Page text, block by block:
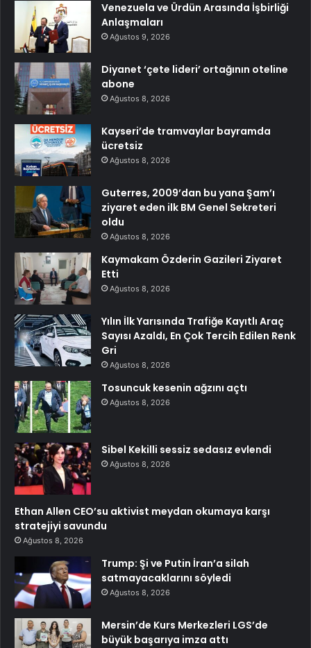
Venezuela ve Ürdün Arasında İşbirliği
Anlaşmaları
Ağustos 9, 2026
Diyanet ‘çete lideri’ ortağının oteline
abone
Ağustos 8, 2026
Kayseri’de tramvaylar bayramda
ücretsiz
Ağustos 8, 2026
Guterres, 2009’dan bu yana Şam’ı
ziyaret eden ilk BM Genel Sekreteri
oldu
Ağustos 8, 2026
Kaymakam Özderin Gazileri Ziyaret
Etti
Ağustos 8, 2026
Yılın İlk Yarısında Trafiğe Kayıtlı Araç
Sayısı Azaldı, En Çok Tercih Edilen Renk
Gri
Ağustos 8, 2026
Tosuncuk kesenin ağzını açtı
Ağustos 8, 2026
Sibel Kekilli sessiz sedasız evlendi
Ağustos 8, 2026
Ethan Allen CEO’su aktivist meydan okumaya karşı
stratejiyi savundu
Ağustos 8, 2026
Trump: Şi ve Putin İran’a silah
satmayacaklarını söyledi
Ağustos 8, 2026
Mersin’de Kurs Merkezleri LGS’de
büyük başarıya imza attı